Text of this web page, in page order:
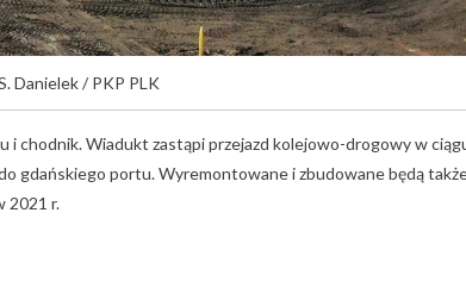
Danielek / PKP PLK
i chodnik. Wiadukt zastąpi przejazd kolejowo-drogowy w
gdańskiego portu. Wyremontowane i zbudowane będą
2021 r.